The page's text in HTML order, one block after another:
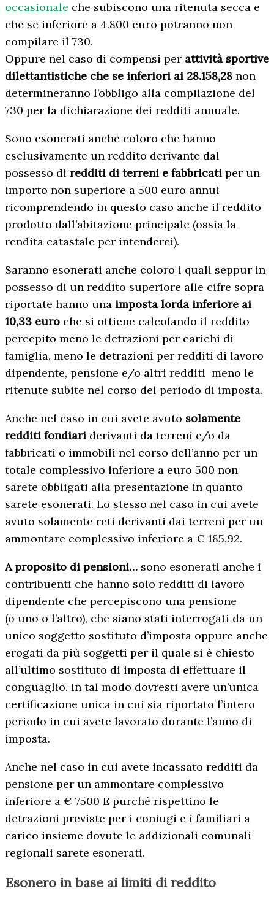
occasionale che subiscono una ritenuta secca e
che se inferiore a 4.800 euro potranno non
compilare il 730.
Oppure nel caso di compensi per attività sportive
dilettantistiche che se inferiori ai 28.158,28 non
determineranno l’obbligo alla compilazione del
730 per la dichiarazione dei redditi annuale.
Sono esonerati anche coloro che hanno
esclusivamente un reddito derivante dal
possesso di redditi di terreni e fabbricati per un
importo non superiore a 500 euro annui
ricomprendendo in questo caso anche il reddito
prodotto dall’abitazione principale (ossia la
rendita catastale per intenderci).
Saranno esonerati anche coloro i quali seppur in
possesso di un reddito superiore alle cifre sopra
riportate hanno una imposta lorda inferiore ai
10,33 euro che si ottiene calcolando il reddito
percepito meno le detrazioni per carichi di
famiglia, meno le detrazioni per redditi di lavoro
dipendente, pensione e/o altri redditi meno le
ritenute subite nel corso del periodo di imposta.
Anche nel caso in cui avete avuto solamente
redditi fondiari derivanti da terreni e/o da
fabbricati o immobili nel corso dell’anno per un
totale complessivo inferiore a euro 500 non
sarete obbligati alla presentazione in quanto
sarete esonerati. Lo stesso nel caso in cui avete
avuto solamente reti derivanti dai terreni per un
ammontare complessivo inferiore a € 185,92.
A proposito di pensioni… sono esonerati anche i
contribuenti che hanno solo redditi di lavoro
dipendente che percepiscono una pensione
(o uno o l’altro), che siano stati interrogati da un
unico soggetto sostituto d’imposta oppure anche
erogati da più soggetti per il quale si è chiesto
all’ultimo sostituto di imposta di effettuare il
conguaglio. In tal modo dovresti avere un’unica
certificazione unica in cui sia riportato l’intero
periodo in cui avete lavorato durante l’anno di
imposta.
Anche nel caso in cui avete incassato redditi da
pensione per un ammontare complessivo
inferiore a € 7500 E purché rispettino le
detrazioni previste per i coniugi e i familiari a
carico insieme dovute le addizionali comunali
regionali sarete esonerati.
Esonero in base ai limiti di reddito